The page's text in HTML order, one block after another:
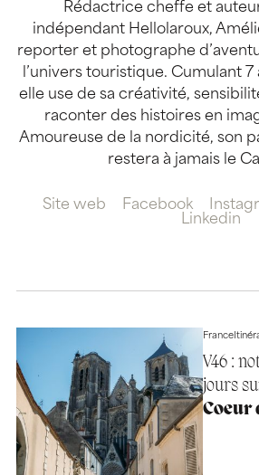
Rédactrice cheffe et
indépendant Hellolaroux,
reporter et photographe
l’univers touristique. Cumulant 7
elle use de sa créativité,
raconter des histoires en
Amoureuse de la nordicité, son
restera à jamais le
Site web Facebook
Linkedin
France
V46 :
jours
Coeur